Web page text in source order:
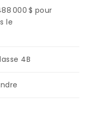
000 $ pour
le
4B